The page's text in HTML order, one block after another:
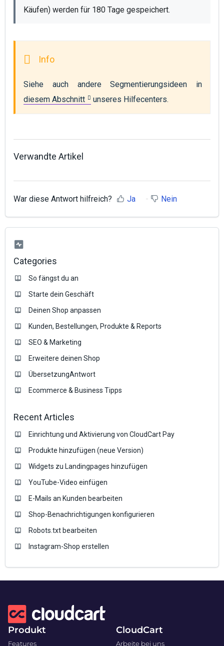
Käufen) werden für 180 Tage gespeichert.
diesem Abschnitt
unseres Hilfecenters.
Verwandte Artikel
War diese Antwort hilfreich? Ja Nein
Categories
So fängst du an
Starte dein Geschäft
Deinen Shop anpassen
Kunden, Bestellungen, Produkte & Reports
SEO & Marketing
Erweitere deinen Shop
ÜbersetzungAntwort
Ecommerce & Business Tipps
Recent Articles
Einrichtung und Aktivierung von CloudCart Pay
Produkte hinzufügen (neue Version)
Widgets zu Landingpages hinzufügen
YouTube-Video einfügen
E-Mails an Kunden bearbeiten
Shop-Benachrichtigungen konfigurieren
Robots.txt bearbeiten
Instagram-Shop erstellen
Produkt
Features
CloudCart
Arbeite bei uns